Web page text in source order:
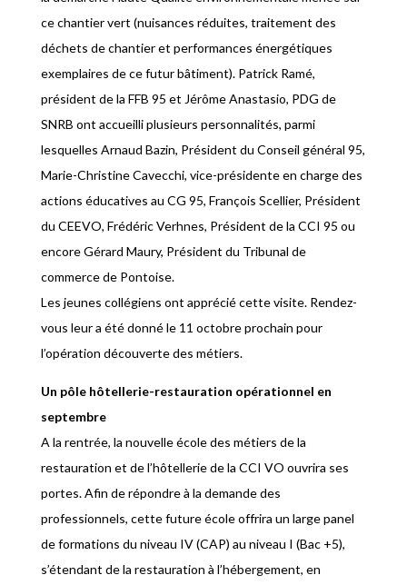
ce chantier vert (nuisances réduites, traitement des
déchets de chantier et performances énergétiques
exemplaires de ce futur bâtiment). Patrick Ramé,
président de la FFB 95 et Jérôme Anastasio, PDG de
SNRB ont accueilli plusieurs personnalités, parmi
lesquelles Arnaud Bazin, Président du Conseil général 95,
Marie-Christine Cavecchi, vice-présidente en charge des
actions éducatives au CG 95, François Scellier, Président
du CEEVO, Frédéric Verhnes, Président de la CCI 95 ou
encore Gérard Maury, Président du Tribunal de
commerce de Pontoise.
Les jeunes collégiens ont apprécié cette visite. Rendez-
vous leur a été donné le 11 octobre prochain pour
l’opération découverte des métiers.
Un pôle hôtellerie-restauration opérationnel en
septembre
A la rentrée, la nouvelle école des métiers de la
restauration et de l’hôtellerie de la CCI VO ouvrira ses
portes. Afin de répondre à la demande des
professionnels, cette future école offrira un large panel
de formations du niveau IV (CAP) au niveau I (Bac +5),
s’étendant de la restauration à l’hébergement, en